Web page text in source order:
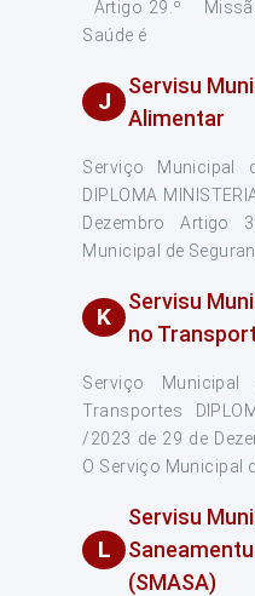
Artigo 29.º
Saúde é
J
Servisu
Alimentar
Serviço Municipal
DIPLOMA
Dezembro Artigo
Municipal de
K
Servisu
no
Serviço
Transportes
/2023 de 29 de
O Serviço Municipal
L
Servisu
(SMASA)